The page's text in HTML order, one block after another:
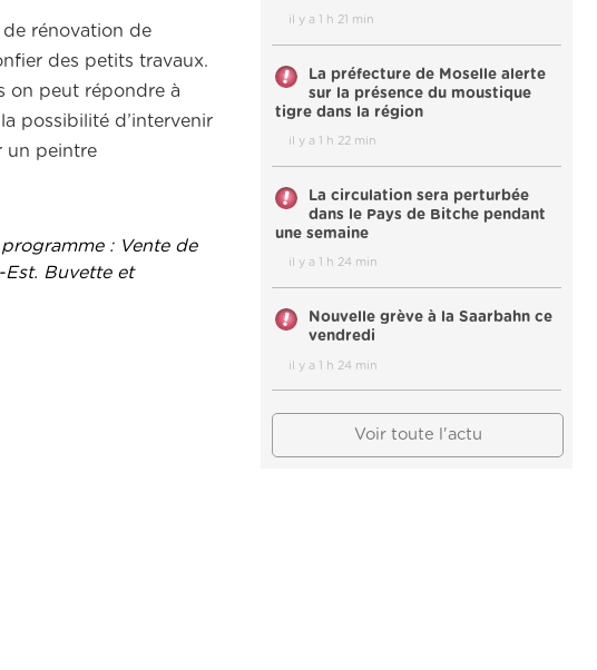
rénovation de
des petits travaux.
on peut répondre à
possibilité d’intervenir
un peintre
: Vente de
Buvette et
il y a 1 h 21 min
La préfecture de Moselle alerte
sur la présence du moustique
tigre dans la région
il y a 1 h 22 min
La circulation sera perturbée
dans le Pays de Bitche pendant
une semaine
il y a 1 h 24 min
Nouvelle grève à la Saarbahn ce
vendredi
il y a 1 h 24 min
Voir toute l'actu